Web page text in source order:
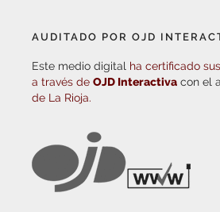
AUDITADO POR OJD
Este medio digital ha certificado
a través de OJD Interactiva con el
de La Rioja.